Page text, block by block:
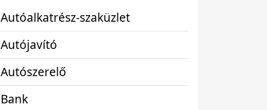
Autóalkatrész-szaküzlet
Autójavító
Autószerelő
Bank